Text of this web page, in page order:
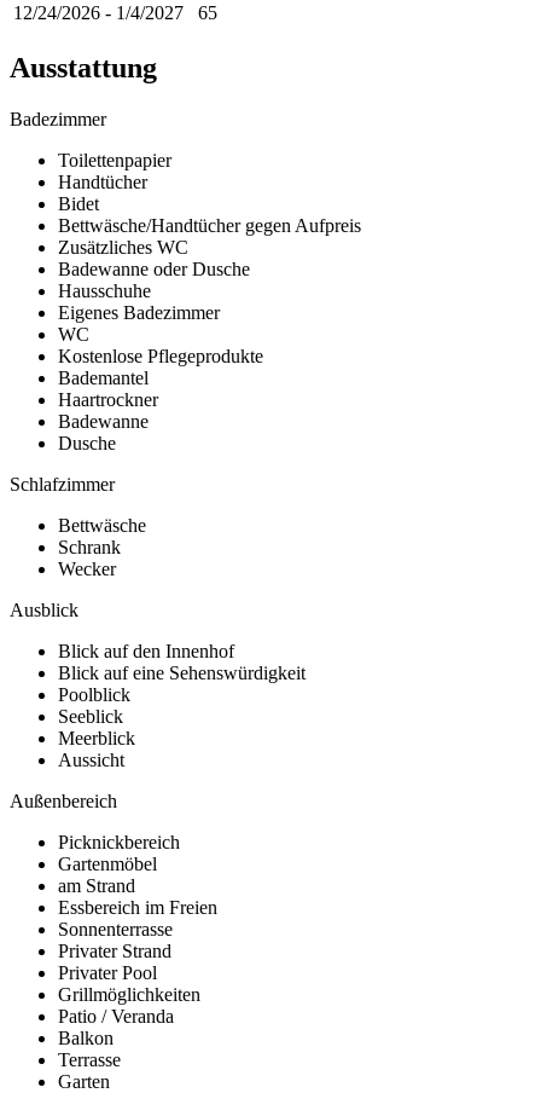
12/24/2026 - 1/4/2027 65
Ausstattung
Badezimmer
Toilettenpapier
Handtücher
Bidet
Bettwäsche/Handtücher gegen Aufpreis
Zusätzliches WC
Badewanne oder Dusche
Hausschuhe
Eigenes Badezimmer
WC
Kostenlose Pflegeprodukte
Bademantel
Haartrockner
Badewanne
Dusche
Schlafzimmer
Bettwäsche
Schrank
Wecker
Ausblick
Blick auf den Innenhof
Blick auf eine Sehenswürdigkeit
Poolblick
Seeblick
Meerblick
Aussicht
Außenbereich
Picknickbereich
Gartenmöbel
am Strand
Essbereich im Freien
Sonnenterrasse
Privater Strand
Privater Pool
Grillmöglichkeiten
Patio / Veranda
Balkon
Terrasse
Garten